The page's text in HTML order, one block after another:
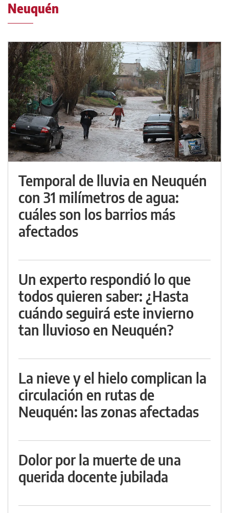
Neuquén
Temporal de lluvia en Neuquén
con 31 milímetros de agua:
cuáles son los barrios más
afectados
Un experto respondió lo que
todos quieren saber: ¿Hasta
cuándo seguirá este invierno
tan lluvioso en Neuquén?
La nieve y el hielo complican la
circulación en rutas de
Neuquén: las zonas afectadas
Dolor por la muerte de una
querida docente jubilada